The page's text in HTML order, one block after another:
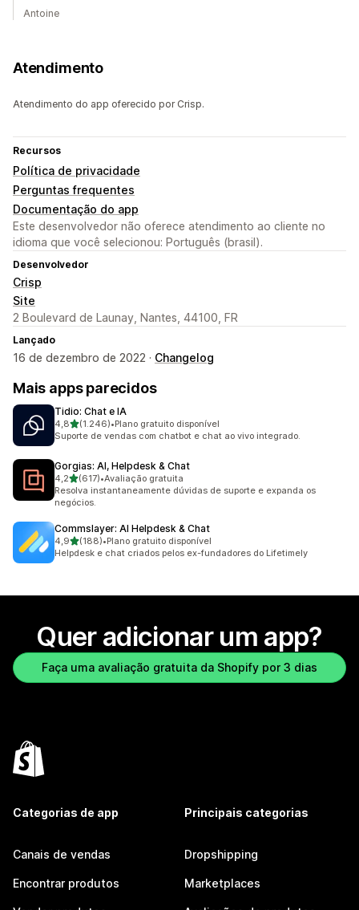
Antoine
Atendimento
Atendimento do app oferecido por Crisp.
Recursos
Política de privacidade
Perguntas frequentes
Documentação do app
Este desenvolvedor não oferece atendimento ao cliente no
idioma que você selecionou: Português (brasil).
Desenvolvedor
Crisp
Site
2 Boulevard de Launay, Nantes, 44100, FR
Lançado
16 de dezembro de 2022 · Changelog
Mais apps parecidos
Tidio: Chat e IA
4,8de 5 estrelas
(1.246)
1246 avaliações ao todo
•Plano gratuito disponível
Suporte de vendas com chatbot e chat ao vivo integrado.
Gorgias: AI, Helpdesk & Chat
4,2de 5 estrelas
(617)
617 avaliações ao todo
•Avaliação gratuita
Resolva instantaneamente dúvidas de suporte e expanda os
negócios.
Commslayer: AI Helpdesk & Chat
4,9de 5 estrelas
(188)
188 avaliações ao todo
•Plano gratuito disponível
Helpdesk e chat criados pelos ex-fundadores do Lifetimely
Quer adicionar um app?
Faça uma avaliação gratuita da Shopify por 3 dias
Categorias de app
Canais de vendas
Encontrar produtos
Principais categorias
Dropshipping
Marketplaces